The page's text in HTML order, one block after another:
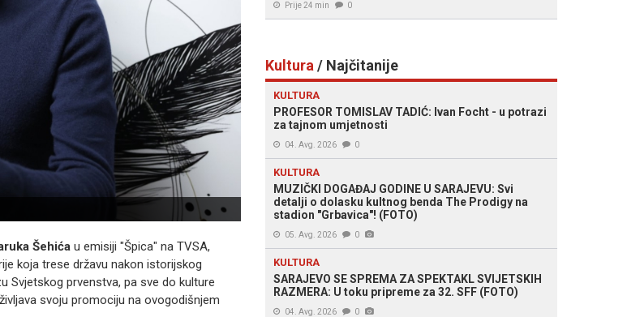
Šehića u emisiji "Špica" na TVSA,
koja trese državu nakon istorijskog
Svjetskog prvenstva, pa sve do kulture
svoju promociju na ovogodišnjem
Prije 24 min 0
Kultura / Najčitanije
KULTURA
PROFESOR TOMISLAV TADIĆ: Ivan Focht - u potrazi
za tajnom umjetnosti
04. Avg. 2026 0
KULTURA
MUZIČKI DOGAĐAJ GODINE U SARAJEVU: Svi
detalji o dolasku kultnog benda The Prodigy na
stadion "Grbavica"! (FOTO)
05. Avg. 2026 0
KULTURA
SARAJEVO SE SPREMA ZA SPEKTAKL SVIJETSKIH
RAZMERA: U toku pripreme za 32. SFF (FOTO)
04. Avg. 2026 0